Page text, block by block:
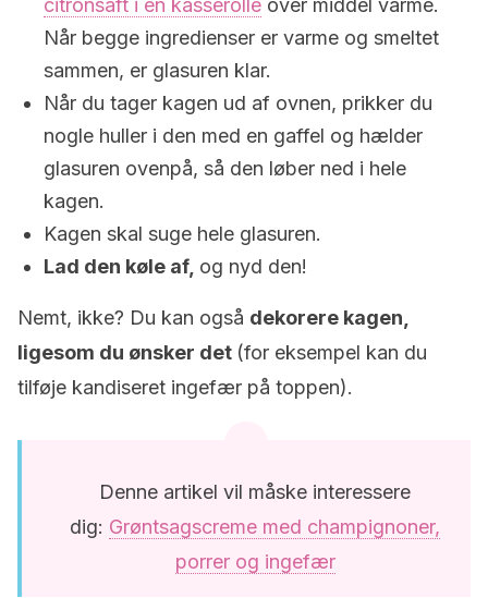
citronsaft i en kasserolle over middel varme.
Når begge ingredienser er varme og smeltet
sammen, er glasuren klar.
Når du tager kagen ud af ovnen, prikker du
nogle huller i den med en gaffel og hælder
glasuren ovenpå, så den løber ned i hele
kagen.
Kagen skal suge hele glasuren.
Lad den køle af, og nyd den!
Nemt, ikke? Du kan også dekorere kagen,
ligesom du ønsker det (for eksempel kan du
tilføje kandiseret ingefær på toppen).
Denne artikel vil måske interessere
dig: Grøntsagscreme med champignoner,
porrer og ingefær